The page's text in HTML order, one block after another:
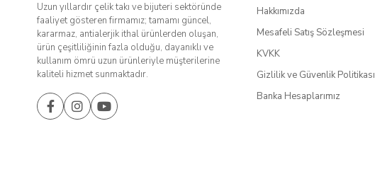
Uzun yıllardır çelik takı ve bijuteri sektöründe
faaliyet gösteren firmamız; tamamı güncel,
kararmaz, antialerjik ithal ürünlerden oluşan,
ürün çeşitliliğinin fazla olduğu, dayanıklı ve
kullanım ömrü uzun ürünleriyle müşterilerine
kaliteli hizmet sunmaktadır.
Hakkımızda
Mesafeli Satış Sözleşmesi
KVKK
Gizlilik ve Güvenlik Politikası
Banka Hesaplarımız